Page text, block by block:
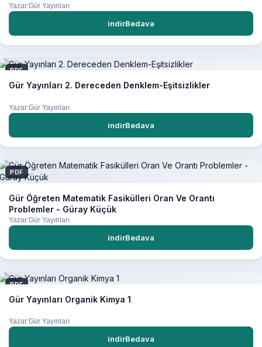
Yazar:Gür Yayınları
indirBedava
PDF
Gür Yayınları 2. Dereceden Denklem-Eşitsizlikler
Yazar:Gür Yayınları
indirBedava
PDF
Gür Öğreten Matematik Fasikülleri Oran Ve Orantı
Problemler - Güray Küçük
Yazar:Gür Yayınları
indirBedava
PDF
Gür Yayınları Organik Kimya 1
Yazar:Gür Yayınları
indirBedava